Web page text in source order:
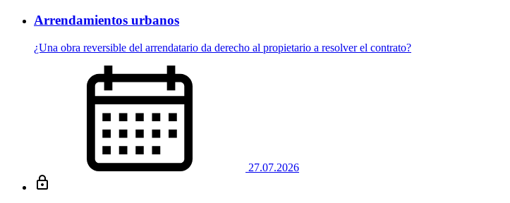
Arrendamientos urbanos
¿Una obra reversible del arrendatario da derecho al propietario a resolver el contrato?
27.07.2026